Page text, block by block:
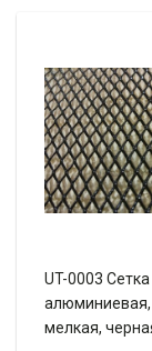
UT-0003 Сетка
алюминиевая,
мелкая,